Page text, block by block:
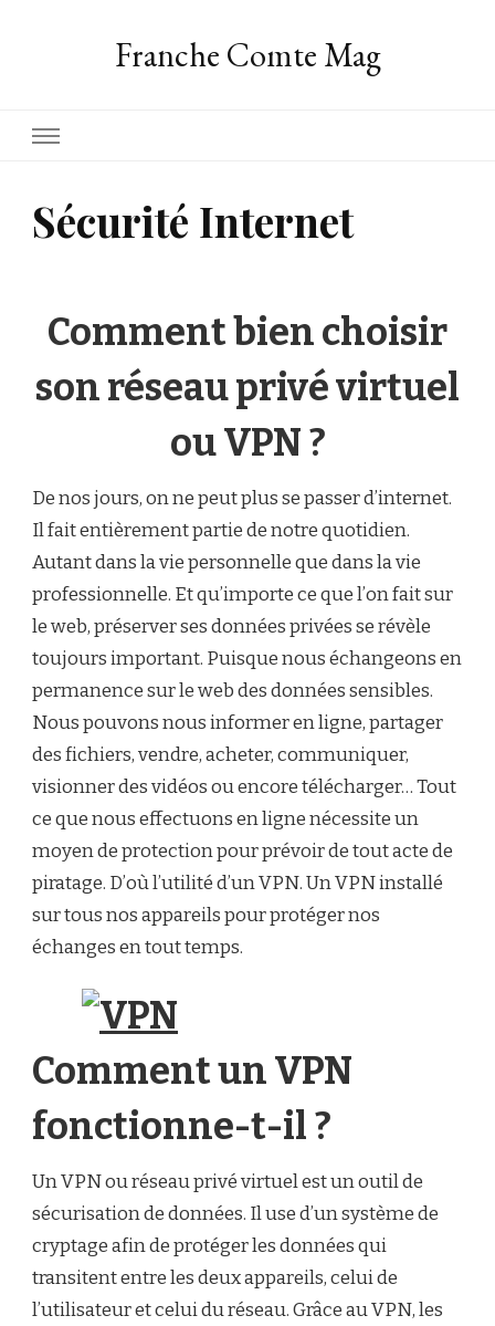
Franche Comte Mag
Sécurité Internet
Comment bien choisir
son réseau privé virtuel
ou VPN ?
De nos jours, on ne peut plus se passer d’internet.
Il fait entièrement partie de notre quotidien.
Autant dans la vie personnelle que dans la vie
professionnelle. Et qu’importe ce que l’on fait sur
le web, préserver ses données privées se révèle
toujours important. Puisque nous échangeons en
permanence sur le web des données sensibles.
Nous pouvons nous informer en ligne, partager
des fichiers, vendre, acheter, communiquer,
visionner des vidéos ou encore télécharger… Tout
ce que nous effectuons en ligne nécessite un
moyen de protection pour prévoir de tout acte de
piratage. D’où l’utilité d’un VPN. Un VPN installé
sur tous nos appareils pour protéger nos
échanges en tout temps.
Comment un VPN
fonctionne-t-il ?
Un VPN ou réseau privé virtuel est un outil de
sécurisation de données. Il use d’un système de
cryptage afin de protéger les données qui
transitent entre les deux appareils, celui de
l’utilisateur et celui du réseau. Grâce au VPN, les